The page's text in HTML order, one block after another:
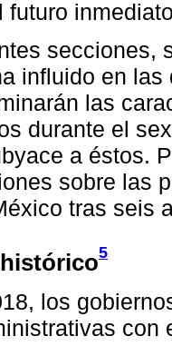
futuro
secciones,
influido en
las
durante el
a éstos.
sobre las
tras seis
5
los
con